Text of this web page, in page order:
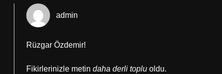
admin
Rüzgar Özdemir!
Fikirlerinizle metin daha derli toplu oldu.